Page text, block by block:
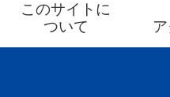
このサイトに
ついて